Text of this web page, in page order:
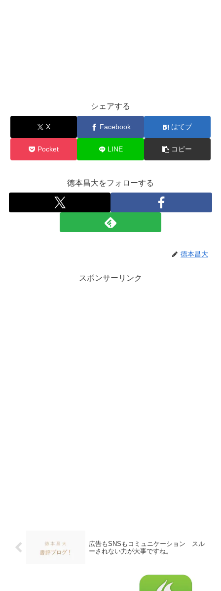
シェアする
X Facebook はてブ
Pocket LINE コピー
徳本昌大をフォローする
徳本昌大
スポンサーリンク
広告もSNSもコミュニケーション スル
ーされない力が大事ですね。